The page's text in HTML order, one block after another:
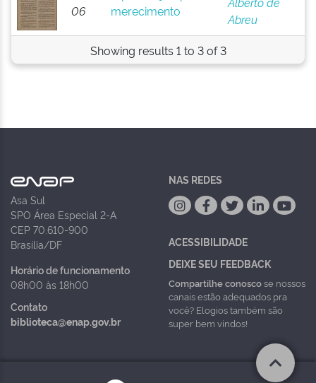
06
merecimento
Abreu
Showing results 1 to 3 of 3
Asa Sul
SPO Área Especial 2-A
CEP 70.610-900
Brasília/DF
Horário de funcionamento
08h00 às 18h00
Contato
biblioteca@enap.gov.br
NAS REDES
ACESSIBILIDADE
DEIXE SEU FEEDBACK
Compartilhe conoscose nossos
canais estão adequados pra
você? Elogios também são
super bem vindos!